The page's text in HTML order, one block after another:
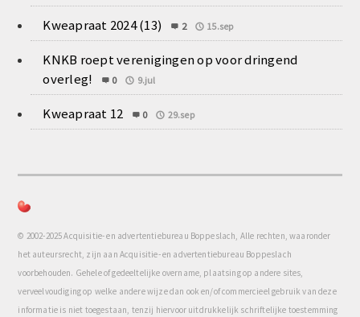
Kweapraat 2024 (13) 2 15.sep
KNKB roept verenigingen op voor dringend
overleg!
0 9.jul
Kweapraat 12 0 29.sep
© 2002-2025 Acquisitie- en advertentiebureau Boppeslach, Alle rechten, waaronder
het auteursrecht, zijn aan Acquisitie- en advertentiebureau Boppeslach
voorbehouden. Gehele of gedeeltelijke overname, plaatsing op andere sites,
verveelvoudiging op welke andere wijze dan ook en/of commercieel gebruik van deze
informatie is niet toegestaan, tenzij hiervoor uitdrukkelijk schriftelijke toestemming